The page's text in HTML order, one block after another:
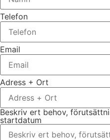
Telefon
Email
Adress + Ort
Beskriv ert behov,
startdatum